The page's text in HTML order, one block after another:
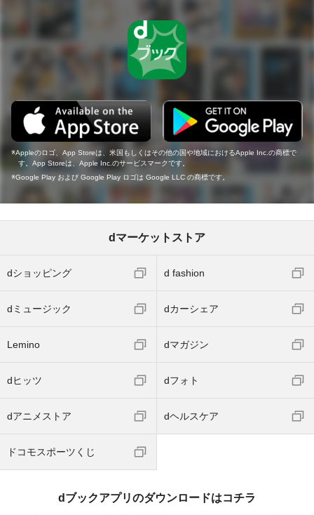
Appleのロゴ、App Storeは、米国もしくはその他の国や地域におけるApple Inc.の商標で
す。App Storeは、Apple Inc.のサービスマークです。
Google Play および Google Play ロゴは Google LLC の商標です。
dマーケットストア
dショッピング d fashion
dミュージック dカーシェア
Lemino dマガジン
dヒッツ dフォト
dアニメストア dヘルスケア
ドコモスポーツくじ
dブックアプリのダウンロードはコチラ